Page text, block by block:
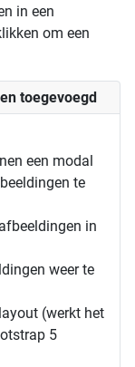
in een
om een
toegevoegd
een modal
te
in
weer te
(werkt het
5